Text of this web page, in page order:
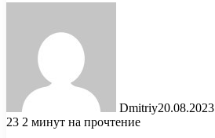
Dmitriy20.08.2023
23 2 минут на прочтение